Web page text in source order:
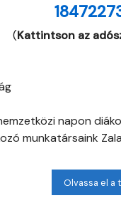
(Kattintson az
napon
munkatársaink
Olvassa el a